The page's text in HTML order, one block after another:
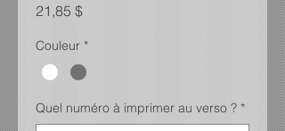
21,85 $Prix
Couleur *
Quel numéro à imprimer au verso ? *